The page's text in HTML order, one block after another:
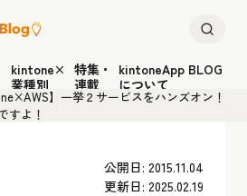
kintone×
業種別
特集・
連載
kintoneApp BLOG
について
】一挙２サービスをハンズオン！
すよ！
公開日: 2015.11.04
更新日: 2025.02.19